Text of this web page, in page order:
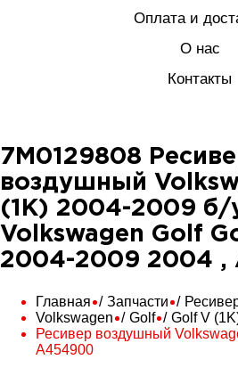
Оплата и
О нас
Контакты
7M0129808
воздушный
(1K) 2004-2009 б/
Volkswagen Golf
2004-2009 2004 ,
Главная Запчасти
Volkswagen
Golf
Golf V
Ресивер воздушный
A454900